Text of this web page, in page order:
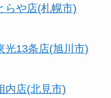
らや店(札幌市)
光13条店(旭川市)
内店(北見市)